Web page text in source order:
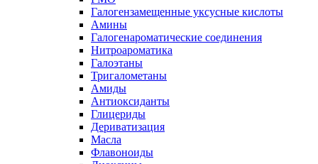
Галогензамещенные уксусные кислоты
Амины
Галогенароматические соединения
Нитроароматика
Галоэтаны
Тригалометаны
Амиды
Антиоксиданты
Глицериды
Дериватизация
Масла
Флавоноиды